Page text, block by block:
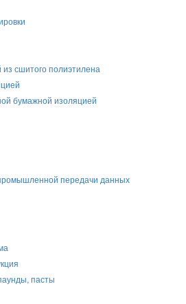
сшитого полиэтилена
бумажной изоляцией
передачи данных
пасты